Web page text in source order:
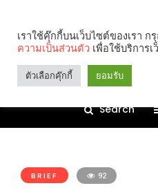
Search
BRIEF 92
เราใช้คุ๊กกี้บนเว็บไซต์ของเรา
ความเป็นส่วนตัว เพื่อใช้บริการเ
ตัวเลือกคุ๊กกี้ ยอมรับ